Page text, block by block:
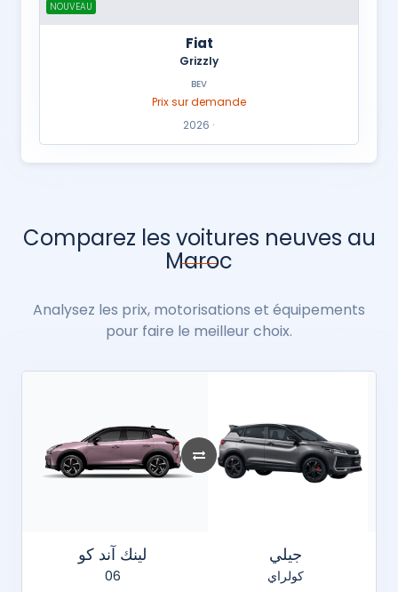
NOUVEAU
Fiat
Grizzly
BEV
Prix sur demande
2026 ·
Comparez les voitures neuves au
Maroc
Analysez les prix, motorisations et équipements
pour faire le meilleur choix.
لينك آند كو
06
جيلي
كولراي